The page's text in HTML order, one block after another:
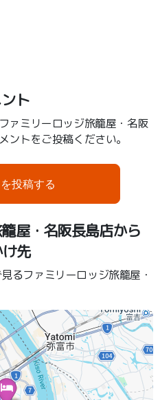
ト
ァミリーロッジ旅籠屋・名阪
ントをご投稿ください。
投稿する
屋・名阪長島店から
先
るファミリーロッジ旅籠屋・